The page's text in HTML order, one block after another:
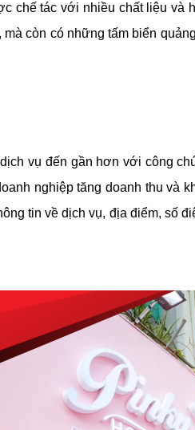
chế tác với nhiều chất liệu và
còn có những tấm biển
vụ đến gần hơn với công
nghiệp tăng doanh thu và
tin về dịch vụ, địa điểm, số